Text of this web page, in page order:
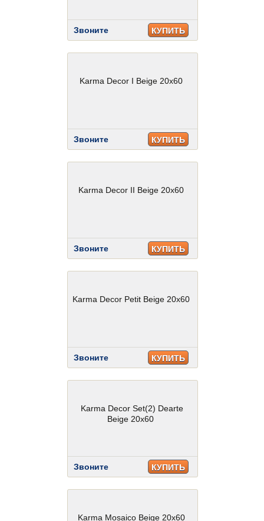
Звоните КУПИТЬ
Karma Decor I Beige 20x60
Звоните КУПИТЬ
Karma Decor II Beige 20x60
Звоните КУПИТЬ
Karma Decor Petit Beige 20x60
Звоните КУПИТЬ
Karma Decor Set(2) Dearte
Beige 20x60
Звоните КУПИТЬ
Karma Mosaico Beige 20x60